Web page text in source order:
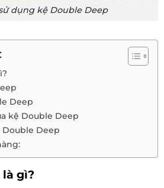
dụng kệ Double Deep
Deep
kệ Double Deep
Deep
là gì?